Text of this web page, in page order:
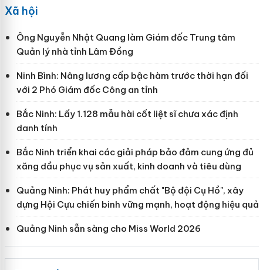
Xã hội
Ông Nguyễn Nhật Quang làm Giám đốc Trung tâm
Quản lý nhà tỉnh Lâm Đồng
Ninh Bình: Nâng lương cấp bậc hàm trước thời hạn đối
với 2 Phó Giám đốc Công an tỉnh
Bắc Ninh: Lấy 1.128 mẫu hài cốt liệt sĩ chưa xác định
danh tính
Bắc Ninh triển khai các giải pháp bảo đảm cung ứng đủ
xăng dầu phục vụ sản xuất, kinh doanh và tiêu dùng
Quảng Ninh: Phát huy phẩm chất "Bộ đội Cụ Hồ", xây
dựng Hội Cựu chiến binh vững mạnh, hoạt động hiệu quả
Quảng Ninh sẵn sàng cho Miss World 2026